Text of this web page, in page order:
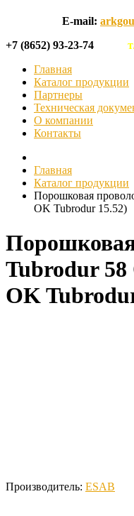
E-mail:
+7 (8652) 93-23-74
Главная
Каталог продукции
Партнеры
Техническая
О компании
Контакты
Главная
Каталог продукции
Порошковая
OK Tubrodur 15.52)
Tubrodur 58
OK
Производитель: ESAB